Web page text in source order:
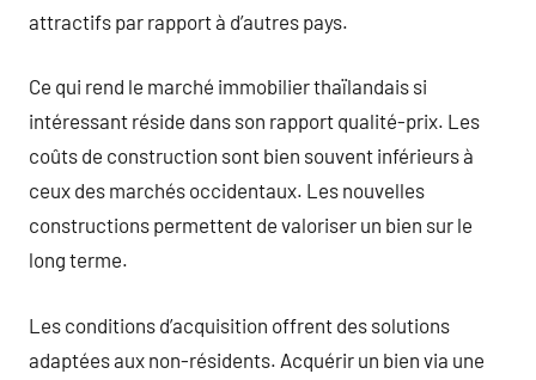
attractifs par rapport à d’autres pays.
Ce qui rend le marché immobilier thaïlandais si
intéressant réside dans son rapport qualité-prix. Les
coûts de construction sont bien souvent inférieurs à
ceux des marchés occidentaux. Les nouvelles
constructions permettent de valoriser un bien sur le
long terme.
Les conditions d’acquisition offrent des solutions
adaptées aux non-résidents. Acquérir un bien via une